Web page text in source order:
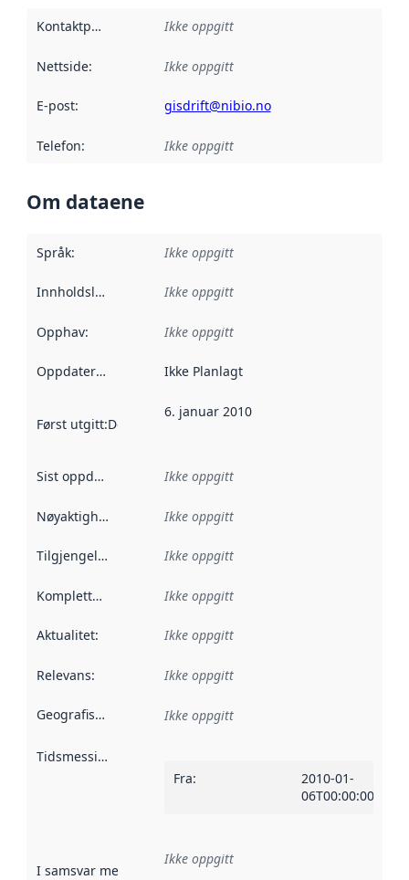
Kontaktpunkt Ikke oppgitt
Nettside: Ikke oppgitt
E-post: gisdrift@nibio.no
Telefon: Ikke oppgitt
Om dataene
Språk: Ikke oppgitt
Innholdsleverandører :
Ikke oppgitt
Opphav: Ikke oppgitt
Oppdateringsfrekvens :
Ikke Planlagt
Først utgitt:Denne datoen sier når dataene i dette
6. januar 2010
Sist oppdatert Ikke oppgitt
Nøyaktighet Ikke oppgitt
Tilgjengelighet Ikke oppgitt
Kompletthet Ikke oppgitt
Aktualitet: Ikke oppgitt
Relevans: Ikke oppgitt
Geografisk avgrensning :
Ikke oppgitt
Tidsmessig avgrensning
Fra:
2010-01-
06T00:00:00Z
I samsvar med Referanse til en implementasjonsregel
Ikke oppgitt